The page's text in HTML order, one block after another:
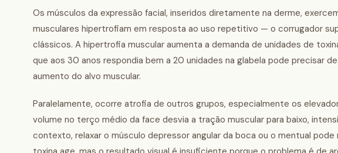
Os músculos da expressão facial, inseridos diretamente na derme,
musculares hipertrofiam em resposta ao uso repetitivo — o corrugador
clássicos. A hipertrofia muscular aumenta a demanda de unidades de
que aos 30 anos respondia bem a 20 unidades na glabela pode precisar
aumento do alvo muscular.
Paralelamente, ocorre atrofia de outros grupos, especialmente os
volume no terço médio da face desvia a tração muscular para baixo,
contexto, relaxar o músculo depressor angular da boca ou o mentual